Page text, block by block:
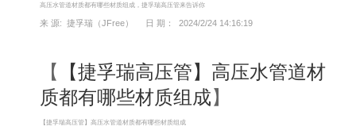
高压水管道材质都有哪些材质组成，捷孚瑞高压管来告诉你
来 源: 捷孚瑞（JFree） 日 期： 2024/2/24 14:16:19
【
【捷孚瑞高压管】高压水管道材
质都有哪些材质组成】
【捷孚瑞高压管】高压水管道材质都有哪些材质组成